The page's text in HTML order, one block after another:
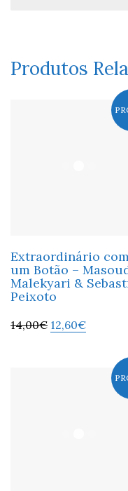
Produtos
Extraordinário
um Botão –
Malekyari &
Peixoto
14,00€ 12,60€